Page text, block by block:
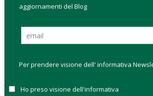
L’ottimismo degli analisti è ancora alto.
scorrono i report con le previsioni 2016
del petrolio è il valore 50 dollari il più
esplicitamente di guerra del barile, senza
aggiornamenti del Blog
Per prendere visione dell' informativa
Ho preso visione dell'informativa